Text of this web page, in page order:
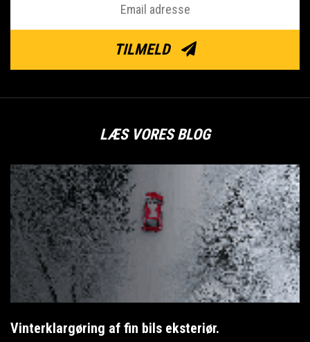
TILMELD
LÆS VORES BLOG
Vinterklargøring af fin bils eksteriør.